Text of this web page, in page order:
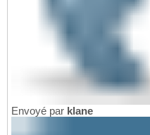
Envoyé par klane